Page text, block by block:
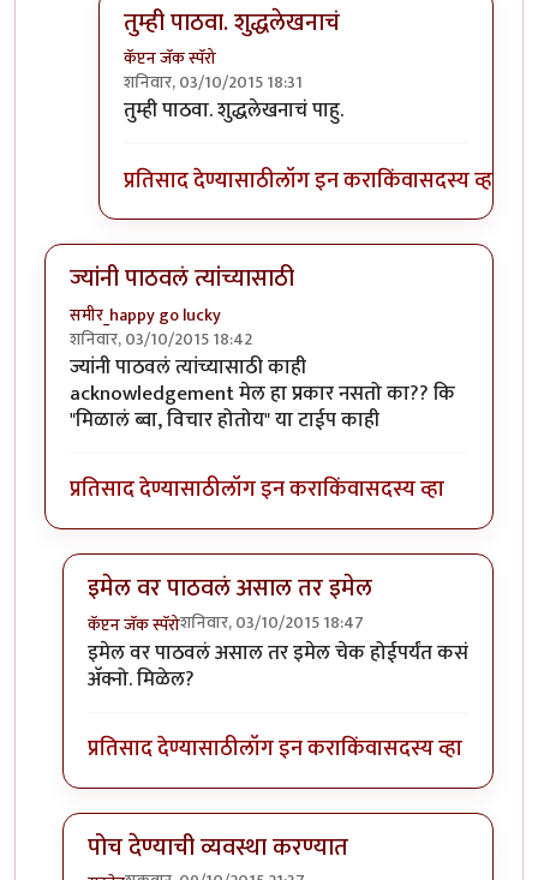
तुम्ही पाठवा. शुद्धलेखनाचं
कॅप्टन जॅक स्पॅरो
शनिवार, 03/10/2015 18:31
In reply toशंका आल्यी कारण माझे
तुम्ही पाठवा. शुद्धलेखनाचं पाहु.
प्रतिसाद देण्यासाठीलॉग इन कराकिंवासदस्य व्हा
ज्यांनी पाठवलं त्यांच्यासाठी
समीर_happy go lucky
शनिवार, 03/10/2015 18:42
ज्यांनी पाठवलं त्यांच्यासाठी काही
acknowledgement मेल हा प्रकार नसतो का?? कि
"मिळालं ब्वा, विचार होतोय" या टाईप काही
प्रतिसाद देण्यासाठीलॉग इन कराकिंवासदस्य व्हा
इमेल वर पाठवलं असाल तर इमेल
कॅप्टन जॅक स्पॅरोशनिवार, 03/10/2015 18:47
In reply toज्यांनी पाठवलं त्यांच्यासाठीbyसमीर_happy
इमेल वर पाठवलं असाल तर इमेल चेक होईपर्यंत कसं
अ‍ॅक्नो. मिळेल?
प्रतिसाद देण्यासाठीलॉग इन कराकिंवासदस्य व्हा
पोच देण्याची व्यवस्था करण्यात